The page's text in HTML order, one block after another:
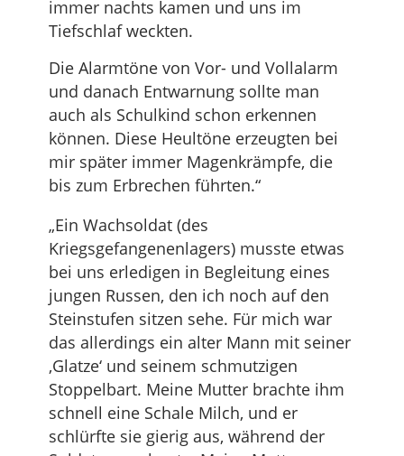
immer nachts kamen und uns im
Tiefschlaf weckten.
Die Alarmtöne von Vor- und Vollalarm
und danach Entwarnung sollte man
auch als Schulkind schon erkennen
können. Diese Heultöne erzeugten bei
mir später immer Magenkrämpfe, die
bis zum Erbrechen führten.“
„Ein Wachsoldat (des
Kriegsgefangenenlagers) musste etwas
bei uns erledigen in Begleitung eines
jungen Russen, den ich noch auf den
Steinstufen sitzen sehe. Für mich war
das allerdings ein alter Mann mit seiner
‚Glatze‘ und seinem schmutzigen
Stoppelbart. Meine Mutter brachte ihm
schnell eine Schale Milch, und er
schlürfte sie gierig aus, während der